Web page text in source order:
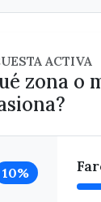
ACTIVA
zona o
10%